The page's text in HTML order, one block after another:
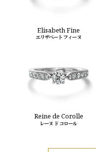
Elisabeth Fine
エリザベート フィーヌ
Reine de Corolle
レーヌ ド コロール